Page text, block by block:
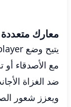
معارك متعددة
مع الأصدقاء
ضد الغزاة
ويعزز شعور